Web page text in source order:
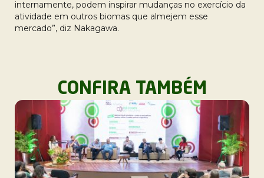
internamente, podem inspirar mudanças no exercício da
atividade em outros biomas que almejem esse
mercado”, diz Nakagawa.
CONFIRA TAMBÉM